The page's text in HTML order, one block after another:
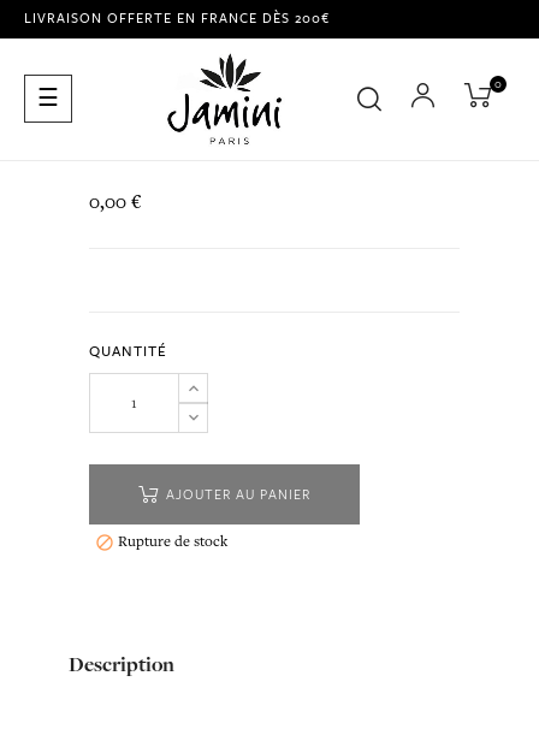
LIVRAISON OFFERTE EN FRANCE DÈS 200€
Basculer
la
☰ 0
0,00 €
QUANTITÉ
AJOUTER AU PANIER
 Rupture de stock
Description